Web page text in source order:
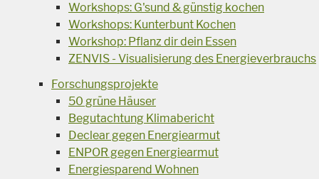
Workshops: G'sund & günstig kochen
Workshops: Kunterbunt Kochen
Workshop: Pflanz dir dein Essen
ZENVIS - Visualisierung des Energieverbrauchs
Forschungsprojekte
50 grüne Häuser
Begutachtung Klimabericht
Declear gegen Energiearmut
ENPOR gegen Energiearmut
Energiesparend Wohnen